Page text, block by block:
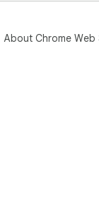
About Chrome Web